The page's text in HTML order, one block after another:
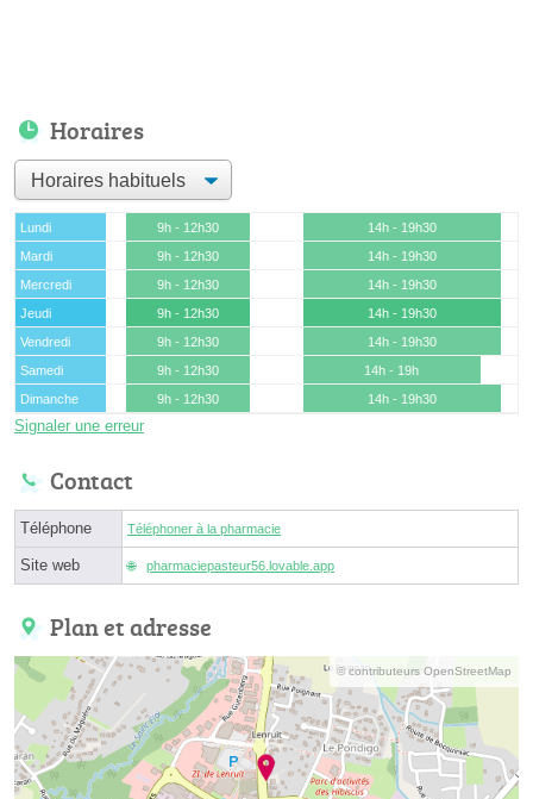
Horaires
Lundi 9h - 12h30
14h - 19h30
Mardi
9h - 12h30
14h - 19h30
Mercredi
9h - 12h30
14h - 19h30
Jeudi
9h - 12h30
14h - 19h30
Vendredi
9h - 12h30
14h - 19h30
Samedi
9h - 12h30
14h - 19h
Dimanche
9h - 12h30 14h - 19h30
Signaler une erreur
Contact
Téléphone Téléphoner à la pharmacie
Site web pharmaciepasteur56.lovable.app
Plan et adresse
© contributeurs OpenStreetMap